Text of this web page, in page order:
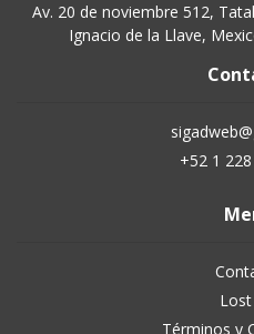
Av. 20 de noviembre 512,
Ignacio de la Llave,
+52 1
Términos y